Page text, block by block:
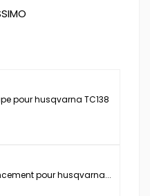
pour husqvarna TC138
pour husqvarna...